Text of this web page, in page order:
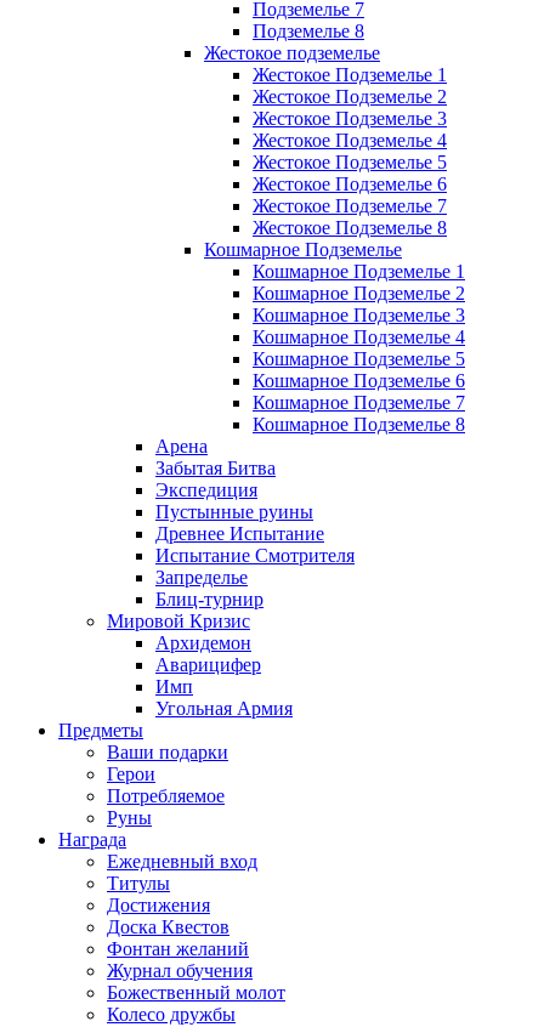
Подземелье 7
Подземелье 8
Жестокое подземелье
Жестокое Подземелье 1
Жестокое Подземелье 2
Жестокое Подземелье 3
Жестокое Подземелье 4
Жестокое Подземелье 5
Жестокое Подземелье 6
Жестокое Подземелье 7
Жестокое Подземелье 8
Кошмарное Подземелье
Кошмарное Подземелье 1
Кошмарное Подземелье 2
Кошмарное Подземелье 3
Кошмарное Подземелье 4
Кошмарное Подземелье 5
Кошмарное Подземелье 6
Кошмарное Подземелье 7
Кошмарное Подземелье 8
Арена
Забытая Битва
Экспедиция
Пустынные руины
Древнее Испытание
Испытание Смотрителя
Запределье
Блиц-турнир
Мировой Кризис
Архидемон
Аварицифер
Имп
Угольная Армия
Предметы
Ваши подарки
Герои
Потребляемое
Руны
Награда
Ежедневный вход
Титулы
Достижения
Доска Квестов
Фонтан желаний
Журнал обучения
Божественный молот
Колесо дружбы